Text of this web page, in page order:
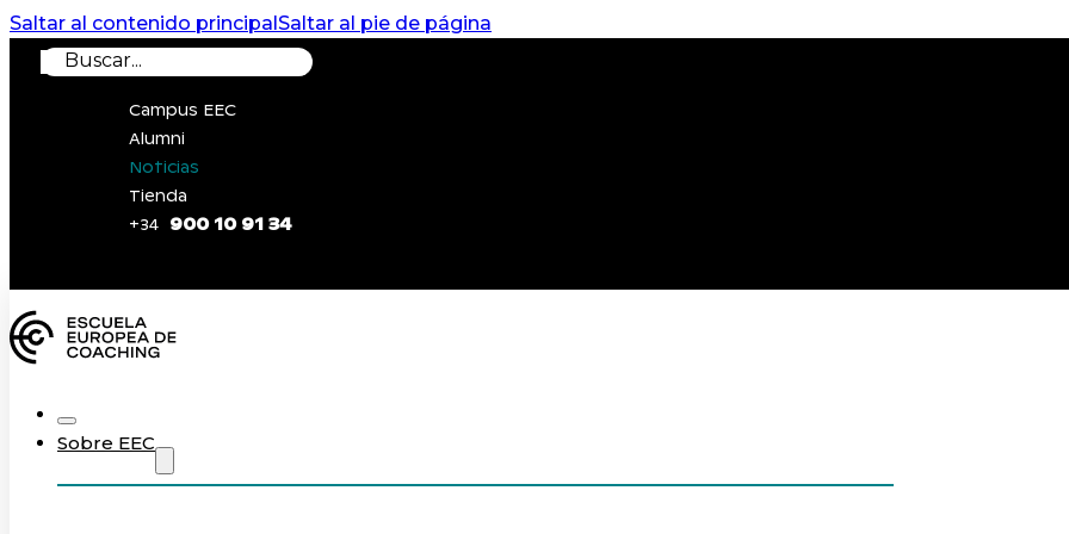
Saltar al contenido principalSaltar al pie de página
Buscar
Campus EEC
Alumni
Noticias
Tienda
+34
900 10 91 34
Sobre EEC